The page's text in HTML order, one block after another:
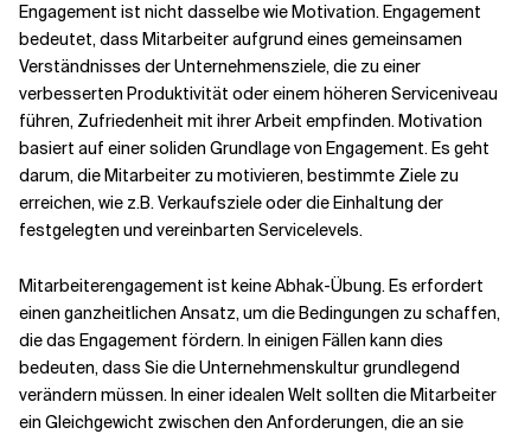
Engagement ist nicht dasselbe wie Motivation. Engagement
bedeutet, dass Mitarbeiter aufgrund eines gemeinsamen
Verständnisses der Unternehmensziele, die zu einer
verbesserten Produktivität oder einem höheren Serviceniveau
führen, Zufriedenheit mit ihrer Arbeit empfinden. Motivation
basiert auf einer soliden Grundlage von Engagement. Es geht
darum, die Mitarbeiter zu motivieren, bestimmte Ziele zu
erreichen, wie z.B. Verkaufsziele oder die Einhaltung der
festgelegten und vereinbarten Servicelevels.
Mitarbeiterengagement ist keine Abhak-Übung. Es erfordert
einen ganzheitlichen Ansatz, um die Bedingungen zu schaffen,
die das Engagement fördern. In einigen Fällen kann dies
bedeuten, dass Sie die Unternehmenskultur grundlegend
verändern müssen. In einer idealen Welt sollten die Mitarbeiter
ein Gleichgewicht zwischen den Anforderungen, die an sie